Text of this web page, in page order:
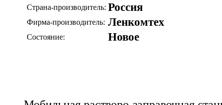
Страна-производитель: Россия
Фирма-производитель: Ленкомтех
Состояние: Новое